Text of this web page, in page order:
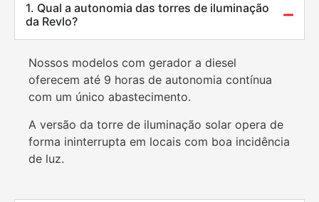
1. Qual a autonomia das torres de iluminação
da Revlo?
Nossos modelos com gerador a diesel
oferecem até 9 horas de autonomia contínua
com um único abastecimento.
A versão da torre de iluminação solar opera de
forma ininterrupta em locais com boa incidência
de luz.